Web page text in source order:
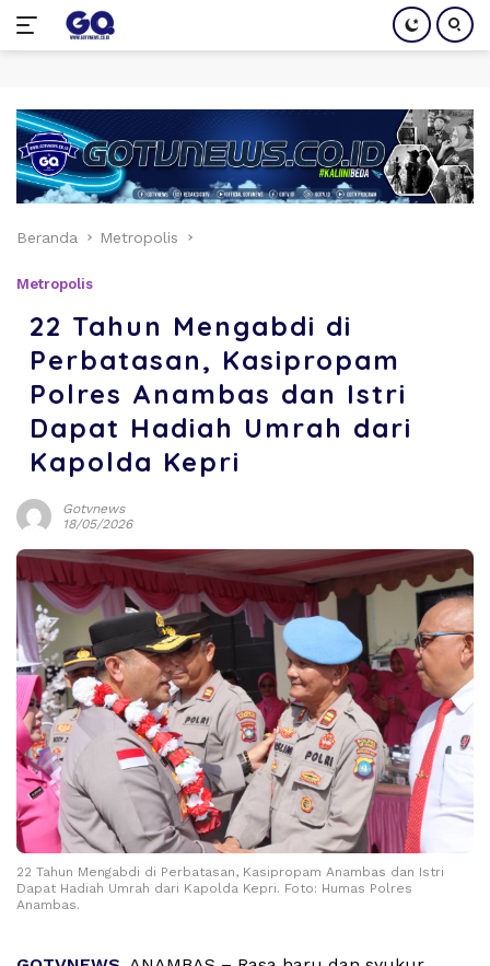
konten
Beranda Metropolis
Metropolis
22 Tahun Mengabdi di
Perbatasan, Kasipropam
Polres Anambas dan Istri
Dapat Hadiah Umrah dari
Kapolda Kepri
Gotvnews
18/05/2026
22 Tahun Mengabdi di Perbatasan, Kasipropam Anambas dan Istri
Dapat Hadiah Umrah dari Kapolda Kepri. Foto: Humas Polres
Anambas.